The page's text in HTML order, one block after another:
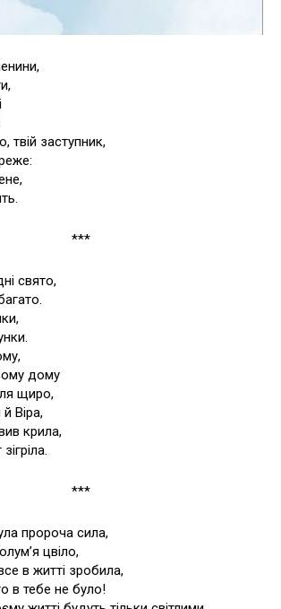
твій заступник,
***
свято,
дому
щиро,
Віра,
крила,
***
пророча сила,
цвіло,
в житті зробила,
в тебе не було!